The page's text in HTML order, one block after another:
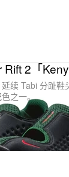
2「
续 Tabi 分趾鞋
之一。